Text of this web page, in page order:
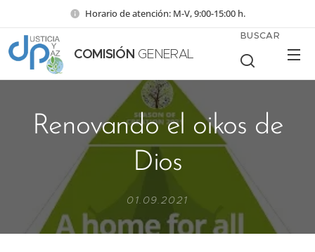
Horario de atención: M-V, 9:00-15:00 h.
COMISIÓN GENERAL
BUSCAR
Renovando el oikos de
Dios
01.09.2021